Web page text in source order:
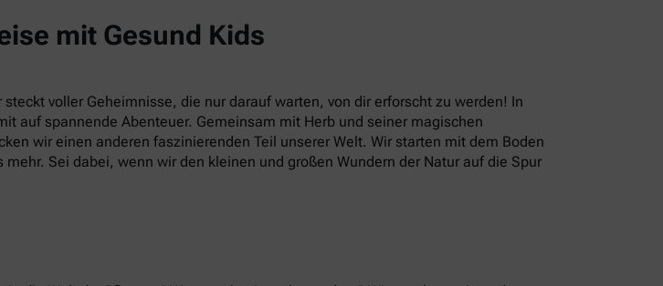
mit Gesund Kids
voller Geheimnisse, die nur darauf warten, von dir erforscht zu werden! In
auf spannende Abenteuer. Gemeinsam mit Herb und seiner magischen
wir einen anderen faszinierenden Teil unserer Welt. Wir starten mit dem Boden
Sei dabei, wenn wir den kleinen und großen Wundern der Natur auf die Spur